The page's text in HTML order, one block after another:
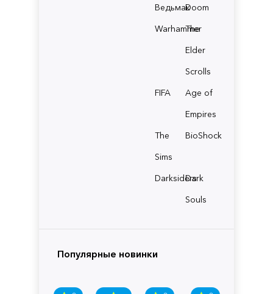
ВедьмакDoom
Warhammer
The
Elder
Scrolls
FIFA
Age of
Empires
The
Sims
BioShock
Darksiders
Dark
Souls
Популярные новинки